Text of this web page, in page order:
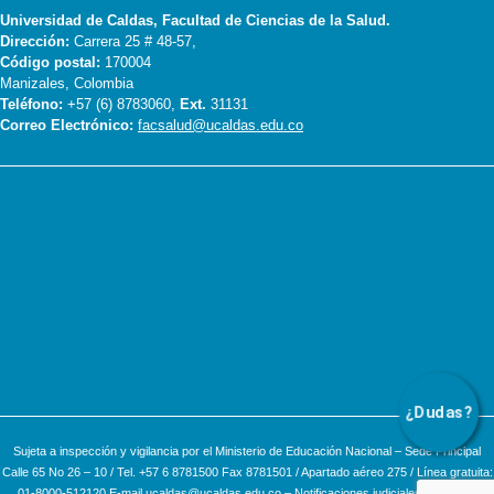
¿Dudas?
Universidad de Caldas, Facultad de Ciencias de la Salud.
Dirección: Carrera 25 # 48-57,
Código postal: 170004
Manizales, Colombia
Teléfono: +57 (6) 8783060, Ext. 31131
Correo Electrónico: facsalud@ucaldas.edu.co
Sujeta a inspección y vigilancia por el Ministerio de Educación Nacional – Sede Principal
Calle 65 No 26 – 10 / Tel. +57 6 8781500 Fax 8781501 / Apartado aéreo 275 / Línea gratuita: